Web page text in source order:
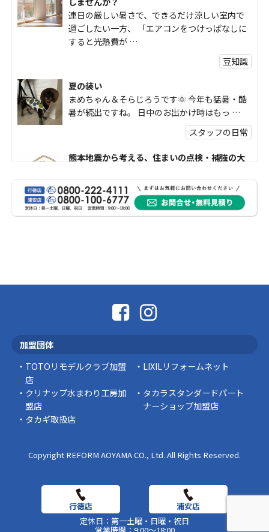
連日の厳しい暑さで、できるだけ涼しい室内で
過ごしたい一方、 「エアコンをつけっぱなしに
すると光熱費が …
豆知識
夏の装い
まめちゃん＆そらじろうです🌞 今年も猛暑・酷
暑が続出ですね。 日中のお出かけ時はもっ …
スタッフの日常
熊本地震から考える、住まいの点検・補強の大
熊本地震で被害を受けられた皆様には、心より
お見舞い申し上げます。 震度7の大きな揺れが発
生し、その後 …
「そろそろ塗り替えが必要かな？」 「訪問営業
豆知識
加盟団体
TOTOリモデルクラブ加盟
店
LIXILリフォームネット
クリナップ水まわり工房加
盟店
タカラスタンダードパート
ナーショップ加盟店
タカギ取扱店
Copyright REFORM AOYAMA CO., Ltd. All Rights Reserved.
定休日：第一土曜・日曜・祝日
営業時間：9:00～18:00